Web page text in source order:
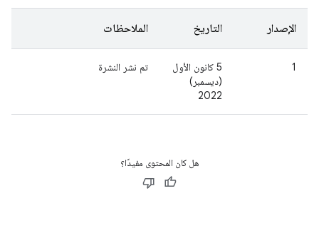
الإصدار التاريخ الملاحظات
1
5 كانون الأول
(ديسمبر)
2022
تم نشر النشرة
هل كان المحتوى مفيدًا؟